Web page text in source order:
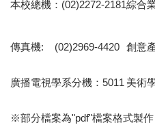
本校總機：(02)2272-2181綜合
傳真機: (02)2969-4420 創意
廣播電視學系分機：5011 美術
※部分檔案為"pdf"檔案格式製